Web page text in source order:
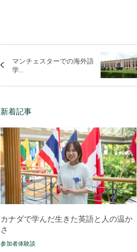
マンチェスターでの海外語
学...
新着記事
カナダで学んだ生きた英語と人の温か
さ
参加者体験談